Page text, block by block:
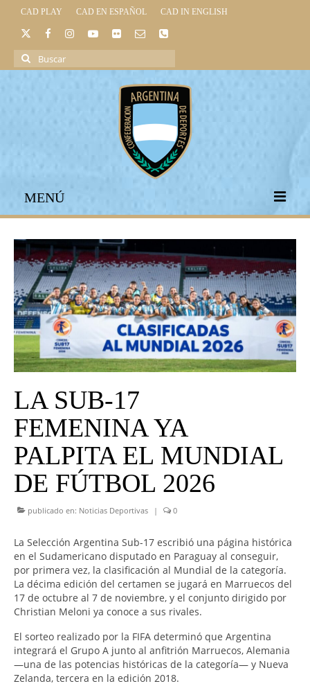
CAD PLAY CAD EN ESPAÑOL CAD IN ENGLISH
Buscar
por:
MENÚ
INICIO
INSTITUCIONAL
LEGISLACIÓN DEPORTIVA
UNIVERSO CAD
NOTICIAS
CAD MEDIA
CAD FEDERAL
LA SUB-17
FEMENINA YA
PALPITA EL MUNDIAL
DE FÚTBOL 2026
publicado en: Noticias Deportivas | 0
La Selección Argentina Sub-17 escribió una página histórica
en el Sudamericano disputado en Paraguay al conseguir,
por primera vez, la clasificación al Mundial de la categoría.
La décima edición del certamen se jugará en Marruecos del
17 de octubre al 7 de noviembre, y el conjunto dirigido por
Christian Meloni ya conoce a sus rivales.
El sorteo realizado por la FIFA determinó que Argentina
integrará el Grupo A junto al anfitrión Marruecos, Alemania
—una de las potencias históricas de la categoría— y Nueva
Zelanda, tercera en la edición 2018.